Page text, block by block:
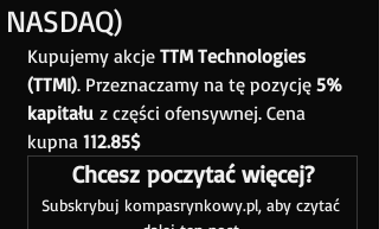
NASDAQ)
Kupujemy akcje TTM Technologies
(TTMI). Przeznaczamy na tę pozycję 5%
kapitału z części ofensywnej. Cena
kupna 112.85$
Chcesz poczytać więcej?
Subskrybuj kompasrynkowy.pl, aby czytać